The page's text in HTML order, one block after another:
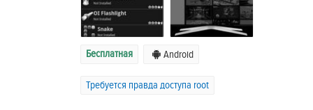
Бесплатная Android
Требуется правда доступа root